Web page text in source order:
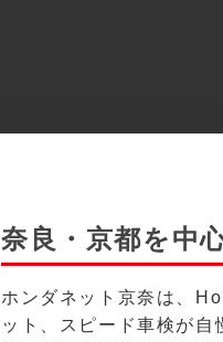
奈良・京都を中
ホンダネット京奈は、
ット、スピード車検が